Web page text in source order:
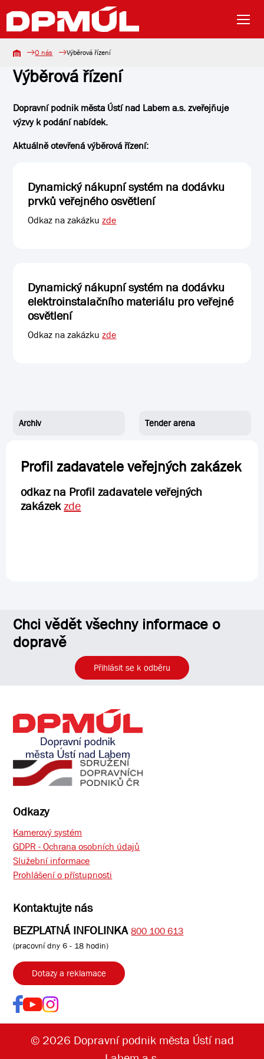
O nás Výběrová řízení
Výběrová řízení
Dopravní podnik města Ústí nad Labem a.s. zveřejňuje
výzvy k podání nabídek.
Aktuálně otevřená výběrová řízení:
Dynamický nákupní systém na dodávku
prvků veřejného osvětlení
Odkaz na zakázkuzde
Dynamický nákupní systém na dodávku
elektroinstalačního materiálu pro veřejné
osvětlení
Odkaz na zakázkuzde
Archiv Tender arena
Profil zadavatele veřejných zakázek
odkaz na Profil zadavatele veřejných
zakázekzde
Chci vědět všechny informace o
dopravě
Přihlásit se k odběru
Odkazy
Kamerový systém
GDPR - Ochrana osobních údajů
Služební informace
Prohlášení o přístupnosti
Kontaktujte nás
BEZPLATNÁ INFOLINKA 800 100 613
(pracovní dny 6 - 18 hodin)
Dotazy a reklamace
© 2026 Dopravní podnik města Ústí nad